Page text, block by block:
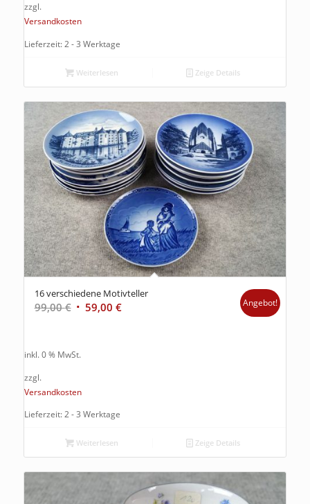
zzgl.
Versandkosten
Lieferzeit: 2 - 3 Werktage
Weiterlesen Zeige Details
16 verschiedene Motivteller
99,00€ 59,00 € Angebot!
inkl. 0 % MwSt.
zzgl.
Versandkosten
Lieferzeit: 2 - 3 Werktage
Weiterlesen Zeige Details